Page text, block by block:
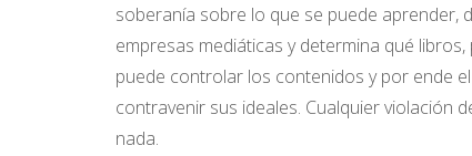
soberanía sobre lo que se puede aprender,
empresas mediáticas y determina qué
puede controlar los contenidos y por ende
contravenir sus ideales. Cualquier violación
nada.